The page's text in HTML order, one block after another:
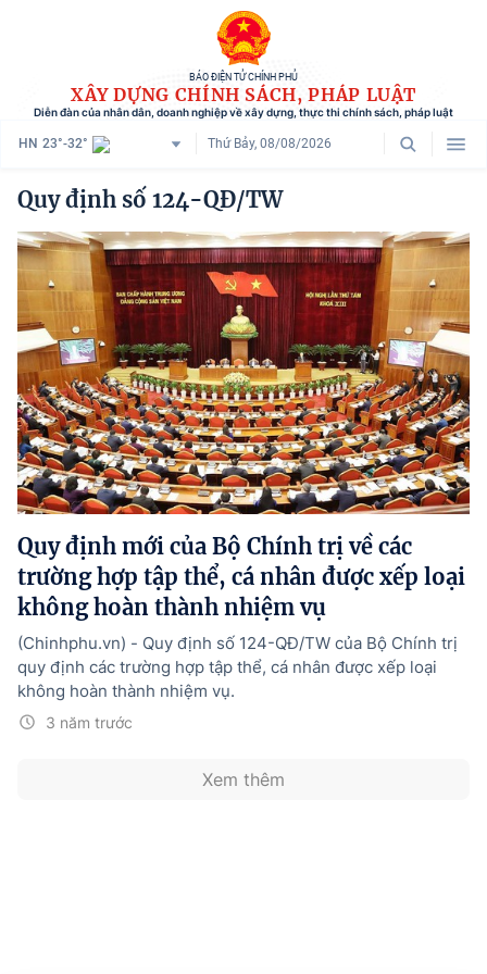
BÁO ĐIỆN TỬ CHÍNH PHỦ
XÂY DỰNG CHÍNH SÁCH, PHÁP LUẬT
Diễn đàn của nhân dân, doanh nghiệp về xây dựng, thực thi chính sách, pháp luật
HN 23°-32° Thứ Bảy, 08/08/2026
Danh mục
Trang chủ
Chính sách mới
Tham vấn chính sách
Người dân góp ý
Doanh nghiệp hiến kế
Chính sách và cuộc sống
Hướng dẫn thực hiện chính sách
Phát triển kinh tế tư nhân và doanh nghiệp dân tộc
Ocop và chuỗi giá trị Nông sản
Kinh tế tư nhân
Doanh nghiệp dân tộc
Khác
Quy định số 124-QĐ/TW
Quy định mới của Bộ Chính trị về các
trường hợp tập thể, cá nhân được xếp loại
không hoàn thành nhiệm vụ
3 năm trước
(Chinhphu.vn) - Quy định số 124-QĐ/TW của Bộ Chính trị
quy định các trường hợp tập thể, cá nhân được xếp loại
không hoàn thành nhiệm vụ.
Xem thêm